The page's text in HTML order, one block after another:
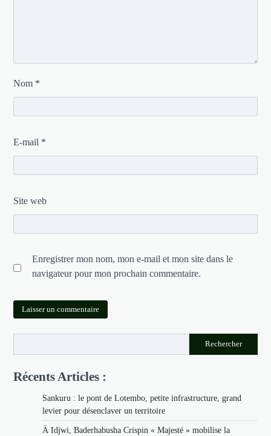
Nom *
E-mail *
Site web
Enregistrer mon nom, mon e-mail et mon site dans le
navigateur pour mon prochain commentaire.
Rechercher
Récents Articles :
Sankuru : le pont de Lotembo, petite infrastructure, grand
levier pour désenclaver un territoire
À Idjwi, Baderhabusha Crispin « Majesté » mobilise la